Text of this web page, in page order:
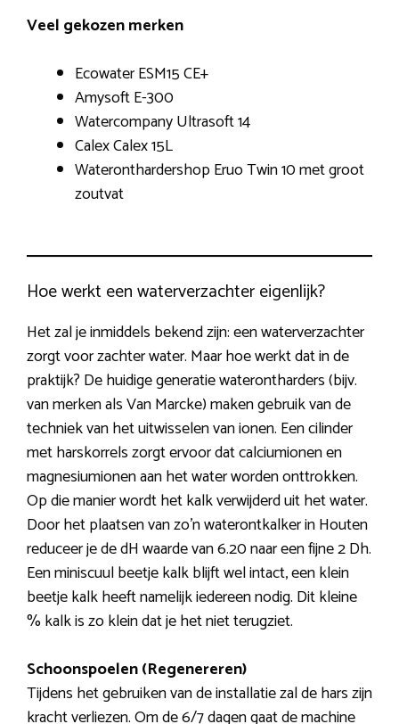
Veel gekozen merken
Ecowater ESM15 CE+
Amysoft E-300
Watercompany Ultrasoft 14
Calex Calex 15L
Wateronthardershop Eruo Twin 10 met groot
zoutvat
Hoe werkt een waterverzachter eigenlijk?
Het zal je inmiddels bekend zijn: een waterverzachter
zorgt voor zachter water. Maar hoe werkt dat in de
praktijk? De huidige generatie waterontharders (bijv.
van merken als Van Marcke) maken gebruik van de
techniek van het uitwisselen van ionen. Een cilinder
met harskorrels zorgt ervoor dat calciumionen en
magnesiumionen aan het water worden onttrokken.
Op die manier wordt het kalk verwijderd uit het water.
Door het plaatsen van zo’n waterontkalker in Houten
reduceer je de dH waarde van 6.20 naar een fijne 2 Dh.
Een miniscuul beetje kalk blijft wel intact, een klein
beetje kalk heeft namelijk iedereen nodig. Dit kleine
% kalk is zo klein dat je het niet terugziet.
Schoonspoelen (Regenereren)
Tijdens het gebruiken van de installatie zal de hars zijn
kracht verliezen. Om de 6/7 dagen gaat de machine